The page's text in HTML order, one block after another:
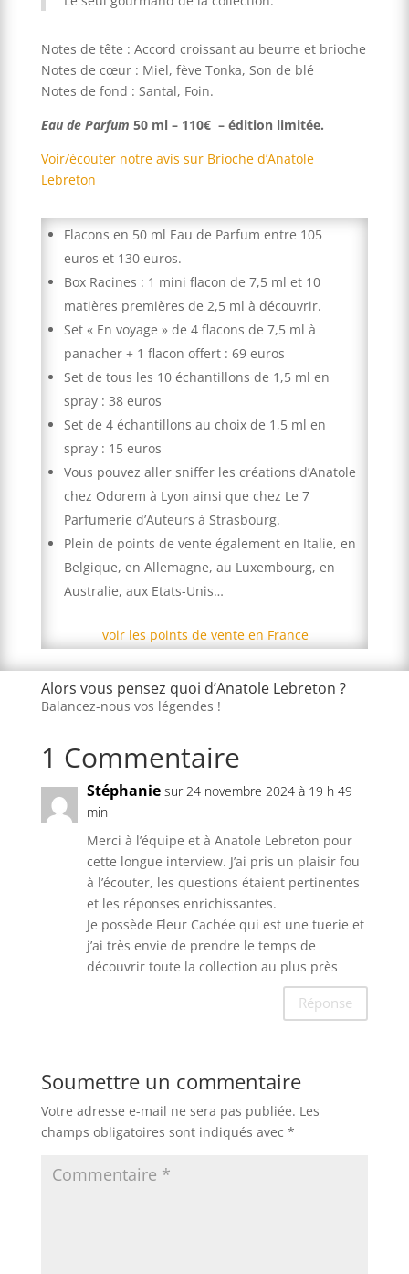
Notes de tête : Accord croissant au beurre et brioche
Notes de cœur : Miel, fève Tonka, Son de blé
Notes de fond : Santal, Foin.
Eau de Parfum 50 ml – 110€ – édition limitée.
Voir/écouter notre avis sur Brioche d’Anatole
Lebreton
Flacons en 50 ml Eau de Parfum entre 105
euros et 130 euros.
Box Racines : 1 mini flacon de 7,5 ml et 10
matières premières de 2,5 ml à découvrir.
Set « En voyage » de 4 flacons de 7,5 ml à
panacher + 1 flacon offert : 69 euros
Set de tous les 10 échantillons de 1,5 ml en
spray : 38 euros
Set de 4 échantillons au choix de 1,5 ml en
spray : 15 euros
Vous pouvez aller sniffer les créations d’Anatole
chez Odorem à Lyon ainsi que chez Le 7
Parfumerie d’Auteurs à Strasbourg.
Plein de points de vente également en Italie, en
Belgique, en Allemagne, au Luxembourg, en
Australie, aux Etats-Unis…
voir les points de vente en France
Alors vous pensez quoi d’Anatole Lebreton ?
Balancez-nous vos légendes !
1 Commentaire
Stéphanie sur 24 novembre 2024 à 19 h 49
min
Merci à l’équipe et à Anatole Lebreton pour
cette longue interview. J’ai pris un plaisir fou
à l’écouter, les questions étaient pertinentes
et les réponses enrichissantes.
Je possède Fleur Cachée qui est une tuerie et
j’ai très envie de prendre le temps de
découvrir toute la collection au plus près
Réponse
Soumettre un commentaire
Votre adresse e-mail ne sera pas publiée. Les
champs obligatoires sont indiqués avec *